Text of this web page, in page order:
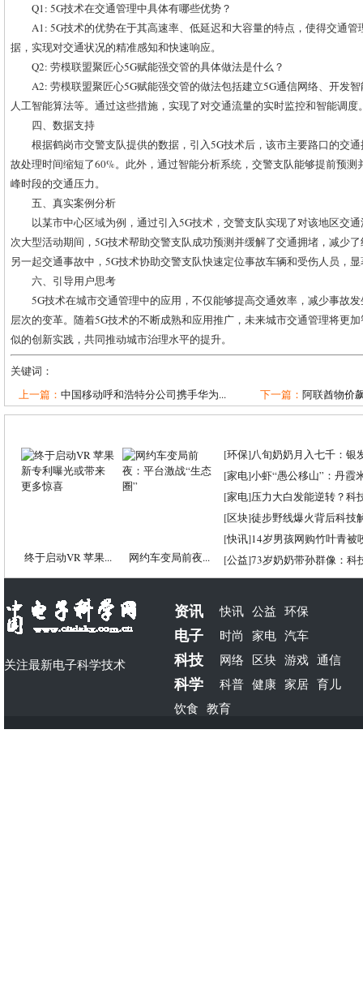
Q1: 5G技术在交通管理中具体有哪些优势？
A1: 5G技术的优势在于其高速率、低延迟和大容量的特点，使得交通
据，实现对交通状况的精准感知和快速响应。
Q2: 劳模联盟聚匠心5G赋能强交管的具体做法是什么？
A2: 劳模联盟聚匠心5G赋能强交管的做法包括建立5G通信网络、开发
人工智能算法等。通过这些措施，实现了对交通流量的实时监控和智能调度
四、数据支持
根据鹤岗市交警支队提供的数据，引入5G技术后，该市主要路口的交
故处理时间缩短了60%。此外，通过智能分析系统，交警支队能够提前预
峰时段的交通压力。
五、真实案例分析
以某市中心区域为例，通过引入5G技术，交警支队实现了对该地区交
次大型活动期间，5G技术帮助交警支队成功预测并缓解了交通拥堵，减少
另一起交通事故中，5G技术协助交警支队快速定位事故车辆和受伤人员，
六、引导用户思考
5G技术在城市交通管理中的应用，不仅能够提高交通效率，减少事故
层次的变革。随着5G技术的不断成熟和应用推广，未来城市交通管理将更
似的创新实践，共同推动城市治理水平的提升。
关键词：
上一篇： 中国移动呼和浩特分公司携手华为... 下一篇： 阿联酋物价
终于启动VR 苹果... 网约车变局前夜...
[环保]八旬奶奶月入七千：银
[家电]小虾“愚公移山”：丹霞
[家电]压力大白发能逆转？科
[区块]徒步野线爆火背后科技
[快讯]14岁男孩网购竹叶青被
[公益]73岁奶奶带孙群像：科
关注最新电子科学技术
资讯 快讯 公益 环保
电子 时尚 家电 汽车
科技 网络 区块 游戏 通信
科学 科普 健康 家居 育儿
饮食 教育